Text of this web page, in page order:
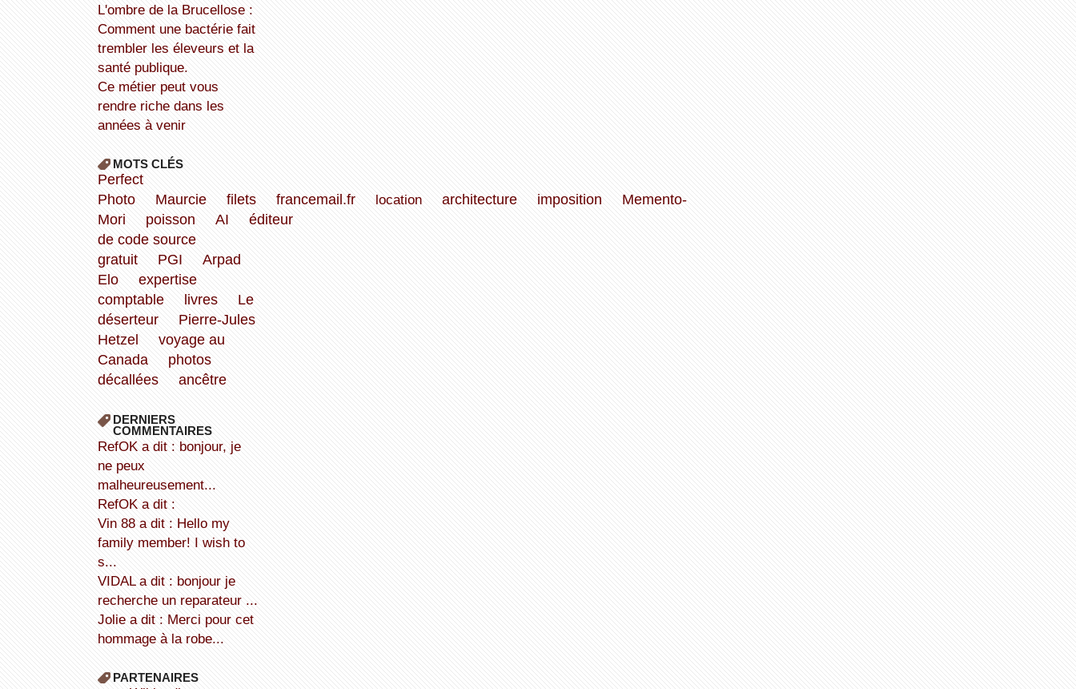
L'ombre de la Brucellose :
Comment une bactérie fait
trembler les éleveurs et la
santé publique.
Ce métier peut vous
rendre riche dans les
années à venir
MOTS CLÉS
Perfect
Photo
Maurcie filets francemail.fr location architecture imposition
Memento-
Mori
poisson AI
éditeur
de code source
gratuit
PGI
Arpad
Elo
expertise
comptable
livres
Le
déserteur
Pierre-Jules
Hetzel
voyage au
Canada
photos
décallées
ancêtre
DERNIERS
COMMENTAIRES
refOK a dit : bonjour, je
ne peux
malheureusement...
refOK a dit :
Vin 88 a dit : Hello my
family member! I wish to
s...
VIDAL a dit : bonjour je
recherche un reparateur ...
Jolie a dit : Merci pour cet
hommage à la robe...
PARTENAIRES